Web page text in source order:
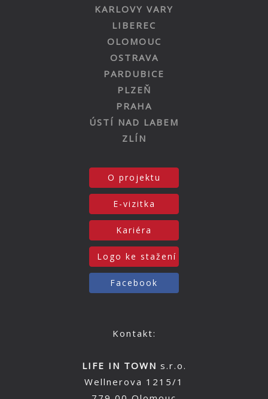
KARLOVY VARY
LIBEREC
OLOMOUC
OSTRAVA
PARDUBICE
PLZEŇ
PRAHA
ÚSTÍ NAD LABEM
ZLÍN
O projektu
E-vizitka
Kariéra
Logo ke stažení
Facebook
Kontakt:
LIFE IN TOWN s.r.o.
Wellnerova 1215/1